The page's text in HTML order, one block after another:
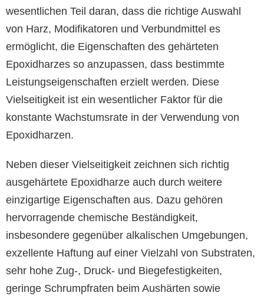
wesentlichen Teil daran, dass die richtige Auswahl
von Harz, Modifikatoren und Verbundmittel es
ermöglicht, die Eigenschaften des gehärteten
Epoxidharzes so anzupassen, dass bestimmte
Leistungseigenschaften erzielt werden. Diese
Vielseitigkeit ist ein wesentlicher Faktor für die
konstante Wachstumsrate in der Verwendung von
Epoxidharzen.
Neben dieser Vielseitigkeit zeichnen sich richtig
ausgehärtete Epoxidharze auch durch weitere
einzigartige Eigenschaften aus. Dazu gehören
hervorragende chemische Beständigkeit,
insbesondere gegenüber alkalischen Umgebungen,
exzellente Haftung auf einer Vielzahl von Substraten,
sehr hohe Zug-, Druck- und Biegefestigkeiten,
geringe Schrumpfraten beim Aushärten sowie